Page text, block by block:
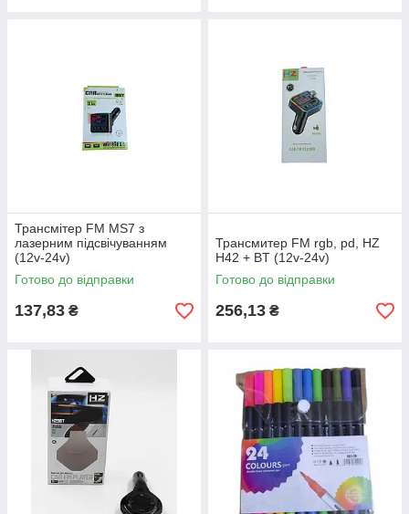
Трансмітер FM MS7 з
лазерним підсвічуванням
(12v-24v)
Готово до відправки
137,83 ₴
Трансмитер FM rgb, pd, HZ
H42 + BT (12v-24v)
Готово до відправки
256,13 ₴